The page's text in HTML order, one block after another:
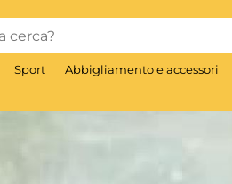
Sport Abbigliamento e accessori